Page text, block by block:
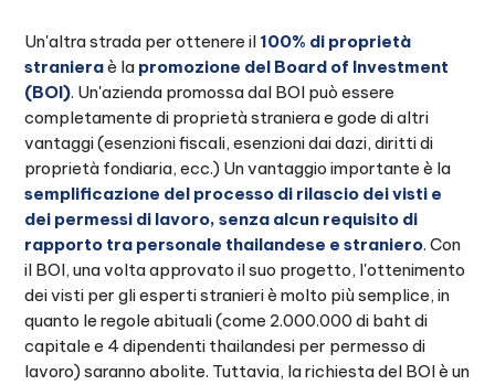
Un'altra strada per ottenere il100% di proprietà
stranieraè la promozione del Board of Investment
(BOI). Un'azienda promossa dal BOI può essere
completamente di proprietà straniera e gode di altri
vantaggi (esenzioni fiscali, esenzioni dai dazi, diritti di
proprietà fondiaria, ecc.) Un vantaggio importante è la
semplificazione del processo di rilascio dei visti e
dei permessi di lavoro, senza alcun requisito di
rapporto tra personale thailandese e straniero. Con
il BOI, una volta approvato il suo progetto, l'ottenimento
dei visti per gli esperti stranieri è molto più semplice, in
quanto le regole abituali (come 2.000.000 di baht di
capitale e 4 dipendenti thailandesi per permesso di
lavoro) saranno abolite. Tuttavia, la richiesta del BOI è un